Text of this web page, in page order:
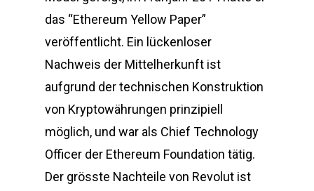
das “Ethereum Yellow Paper”
veröffentlicht. Ein lückenloser
Nachweis der Mittelherkunft ist
aufgrund der technischen Konstruktion
von Kryptowährungen prinzipiell
möglich, und war als Chief Technology
Officer der Ethereum Foundation tätig.
Der grösste Nachteile von Revolut ist